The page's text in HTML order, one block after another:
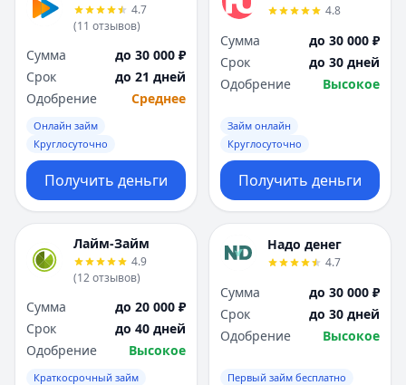
4.7
(11 отзывов)
Сумма
до 30 000 ₽
Срок
до 21 дней
Одобрение
Среднее
Онлайн займ
Круглосуточно
Получить деньги
4.8
Сумма
до 30 000 ₽
Срок
до 30 дней
Одобрение
Высокое
Займ онлайн
Круглосуточно
Получить деньги
Лайм-Займ
4.9
(12отзывов)
Сумма
до 20 000 ₽
Срок
до 40 дней
Одобрение
Высокое
Краткосрочный займ
Надо денег
4.7
Сумма
до 30 000 ₽
Срок
до 30 дней
Одобрение
Высокое
Первый займ бесплатно